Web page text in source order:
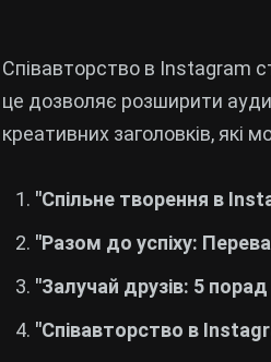
Співавторство в Instagram
це дозволяє розширити
креативних заголовків, які
"Спільне творення в
"Разом до успіху:
"Залучай друзів: 5
"Співавторство в